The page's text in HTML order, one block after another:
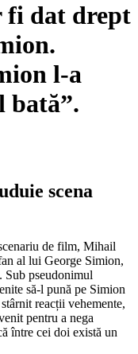
fi dat drept
l-a
bată”.
scena
de film, Mihail
al lui George Simion,
pseudonimul
să-l pună pe Simion
reacții vehemente,
pentru a nega
între cei doi există un